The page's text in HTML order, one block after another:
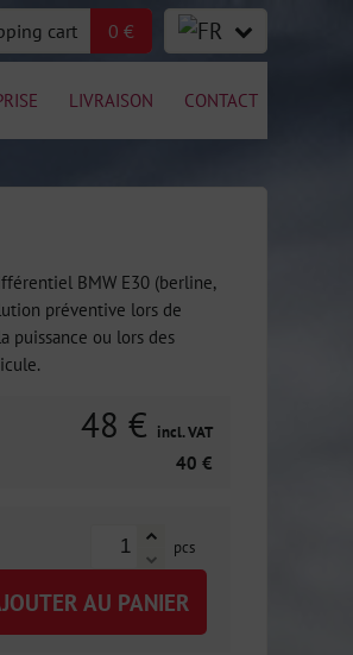
cart 0 €
LIVRAISON CONTACT
BMW E30 (berline,
préventive lors de
puissance ou lors des
48 € incl. VAT
40 €
pcs
AU PANIER